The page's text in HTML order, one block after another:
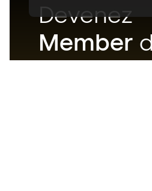
Devenez
Member